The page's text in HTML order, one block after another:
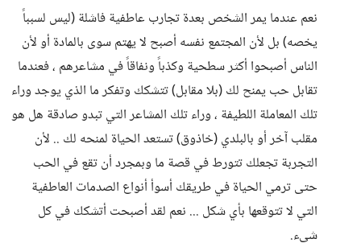
نعم عندما يمر الشخص بعدة تجارب عاطفية فاشلة (ليس لسبباً
يخصه) بل لأن المجتمع نفسه أصبح لا يهتم سوى بالمادة أو لأن
الناس أصبحوا أكثر سطحية وكذباً ونفاقاً في مشاعرهم ، فعندما
تقابل حب يمنح لك (بلا مقابل) تتشكك وتفكر ما الذي يوجد وراء
تلك المعاملة اللطيفة ، وراء تلك المشاعر التي تبدو صادقة هل هو
مقلب آخر أو بالبلدي (خاذوق) تستعد الحياة لمنحه لك .. لأن
التجربة تجعلك تتورط في قصة ما وبمجرد أن تقع في الحب
حتى ترمي الحياة في طريقك أسوأ أنواع الصدمات العاطفية
التي لا تتوقعها بأي شكل ... نعم لقد أصبحت أتشكك في كل
شيء.